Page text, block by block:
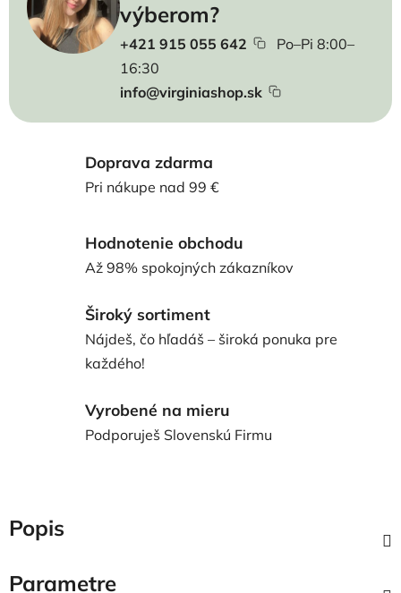
výberom?
+421 915 055 642
Po–Pi 8:00–
16:30
info@virginiashop.sk
Doprava zdarma
Pri nákupe nad 99 €
Hodnotenie obchodu
Až 98% spokojných zákazníkov
Široký sortiment
Nájdeš, čo hľadáš – široká ponuka pre
každého!
Vyrobené na mieru
Podporuješ Slovenskú Firmu
Popis
Parametre